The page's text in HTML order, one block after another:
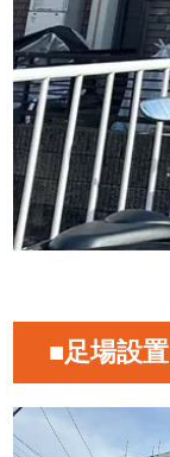
■足場設置